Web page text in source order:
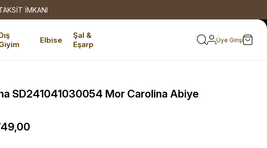
İMKANI
Elbise
Şal &
Eşarp
Üye Girişi
SD241041030054 Mor Carolina Abiye